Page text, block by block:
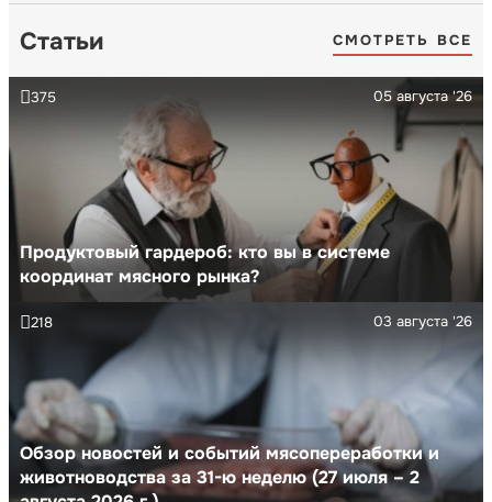
Статьи СМОТРЕТЬ ВСЕ
Продуктовый гардероб: кто вы в системе
координат мясного рынка?
05 августа '26
375
Обзор новостей и событий мясопереработки и
животноводства за 31-ю неделю (27 июля – 2
03 августа '26
218